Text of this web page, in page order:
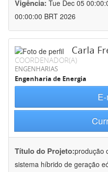
Vigência: Tue Dec 05
00:00:00 BRT 2026
Carla
COORDENADOR(A)
ENGENHARIAS
Engenharia de Energia
Título do Projeto:produção
sistema híbrido de geração